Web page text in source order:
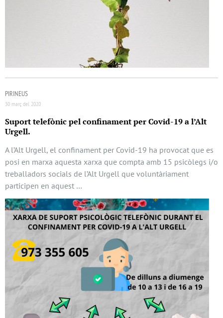
PIRINEUS
30 març del 2020
Suport telefònic pel confinament per Covid-19 a l’Alt
Urgell.
A l’Alt Urgell, el confinament per Covid-19 ha provocat que es
posi en marxa aquesta xarxa que compta amb 15 psicòlegs i/o
treballadors socials de l’Alt Urgell que voluntàriament
participen en aquest …